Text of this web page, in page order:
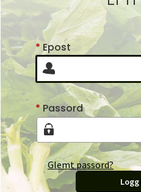
* Epost
* Passord
Glemt passord?